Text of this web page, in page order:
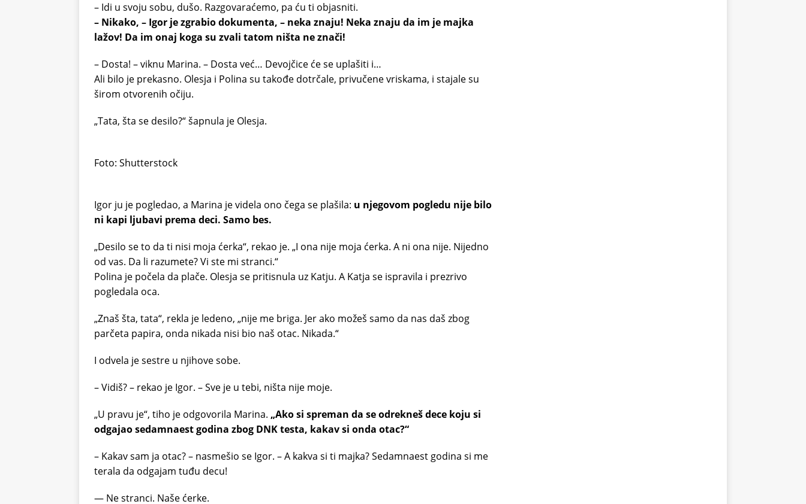
– Idi u svoju sobu, dušo. Razgovaraćemo, pa ću ti objasniti.
– Nikako, – Igor je zgrabio dokumenta, – neka znaju! Neka znaju da im je majka
lažov! Da im onaj koga su zvali tatom ništa ne znači!
– Dosta! – viknu Marina. – Dosta već… Devojčice će se uplašiti i…
Ali bilo je prekasno. Olesja i Polina su takođe dotrčale, privučene vriskama, i stajale su
širom otvorenih očiju.
„Tata, šta se desilo?“ šapnula je Olesja.
Foto: Shutterstock
Igor ju je pogledao, a Marina je videla ono čega se plašila: u njegovom pogledu nije bilo
ni kapi ljubavi prema deci. Samo bes.
„Desilo se to da ti nisi moja ćerka“, rekao je. „I ona nije moja ćerka. A ni ona nije. Nijedno
od vas. Da li razumete? Vi ste mi stranci.“
Polina je počela da plače. Olesja se pritisnula uz Katju. A Katja se ispravila i prezrivo
pogledala oca.
„Znaš šta, tata“, rekla je ledeno, „nije me briga. Jer ako možeš samo da nas daš zbog
parčeta papira, onda nikada nisi bio naš otac. Nikada.“
I odvela je sestre u njihove sobe.
– Vidiš? – rekao je Igor. – Sve je u tebi, ništa nije moje.
„U pravu je“, tiho je odgovorila Marina. „Ako si spreman da se odrekneš dece koju si
odgajao sedamnaest godina zbog DNK testa, kakav si onda otac?“
– Kakav sam ja otac? – nasmešio se Igor. – A kakva si ti majka? Sedamnaest godina si me
terala da odgajam tuđu decu!
— Ne stranci. Naše ćerke.